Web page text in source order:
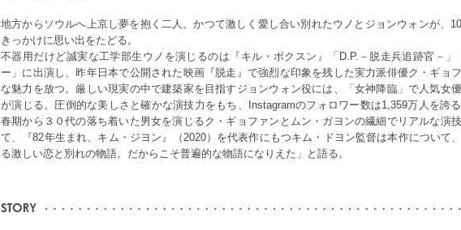
地方からソウルへ上京し夢を抱く二人。かつて激しく愛し合い別れたウノとジョンウォンが、
きっかけに思い出をたどる。
不器用だけど誠実な工学部生ウノを演じるのは『キル・ボクスン』「D.P.－脱走兵追跡官－」
ー」に出演し、昨年日本で公開された映画『脱走』で強烈な印象を残した実力派俳優ク・ギョ
な魅力を放つ。厳しい現実の中で建築家を目指すジョンウォン役には、「女神降臨」で人気女
が演じる。圧倒的な美しさと確かな演技力をもち、Instagramのフォロワー数は1,359万人を誇
春期から３０代の落ち着いた男女を演じるク・ギョファンとムン・ガヨンの繊細でリアルな演
て、『82年生まれ、キム・ジヨン』（2020）を代表作にもつキム・ドヨン監督は本作について
る激しい恋と別れの物語。だからこそ普遍的な物語になりえた」と語る。